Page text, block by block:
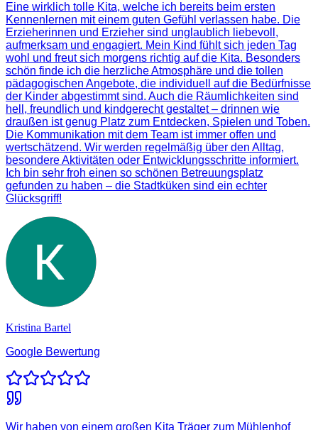
Eine wirklich tolle Kita, welche ich bereits beim ersten
Kennenlernen mit einem guten Gefühl verlassen habe. Die
Erzieherinnen und Erzieher sind unglaublich liebevoll,
aufmerksam und engagiert. Mein Kind fühlt sich jeden Tag
wohl und freut sich morgens richtig auf die Kita. Besonders
schön finde ich die herzliche Atmosphäre und die tollen
pädagogischen Angebote, die individuell auf die Bedürfnisse
der Kinder abgestimmt sind. Auch die Räumlichkeiten sind
hell, freundlich und kindgerecht gestaltet – drinnen wie
draußen ist genug Platz zum Entdecken, Spielen und Toben.
Die Kommunikation mit dem Team ist immer offen und
wertschätzend. Wir werden regelmäßig über den Alltag,
besondere Aktivitäten oder Entwicklungsschritte informiert.
Ich bin sehr froh einen so schönen Betreuungsplatz
gefunden zu haben – die Stadtküken sind ein echter
Glücksgriff!
Kristina Bartel
Google Bewertung
Wir haben von einem großen Kita Träger zum Mühlenhof